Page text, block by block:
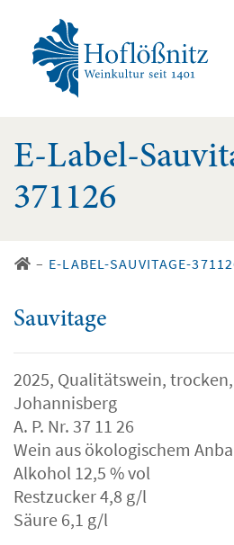
E-Label-
371126
– E-LABEL-SAUVITAGE-
Sauvitage
2025, Qualitätswein,
Johannisberg
A. P. Nr. 37 11 26
Wein aus ökologischem
Alkohol 12,5 % vol
Restzucker 4,8 g/l
Säure 6,1 g/l